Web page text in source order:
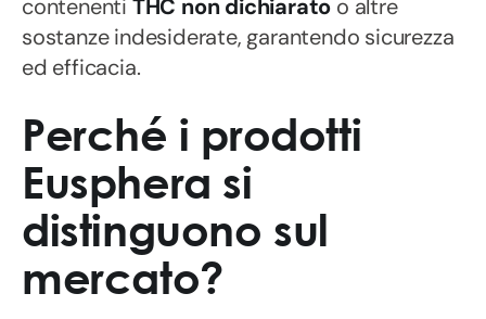
contenenti THC non dichiarato o altre
sostanze indesiderate, garantendo sicurezza
ed efficacia.
Perché i prodotti
Eusphera si
distinguono sul
mercato?